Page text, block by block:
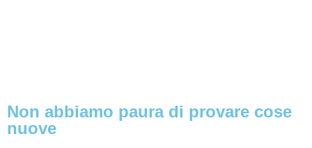
Non abbiamo paura di provare cose
nuove